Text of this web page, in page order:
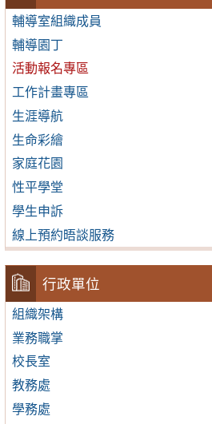
輔導室組織成員
輔導園丁
活動報名專區
工作計畫專區
生涯導航
生命彩繪
家庭花園
性平學堂
學生申訴
線上預約晤談服務
行政單位
組織架構
業務職掌
校長室
教務處
學務處